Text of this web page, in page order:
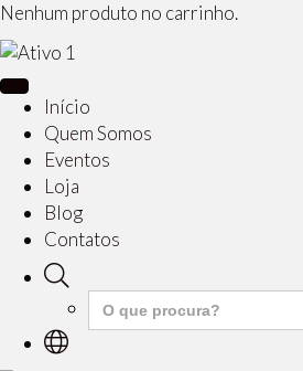
Nenhum produto no carrinho.
Início
Quem Somos
Eventos
Loja
Blog
Contatos
Search
for: